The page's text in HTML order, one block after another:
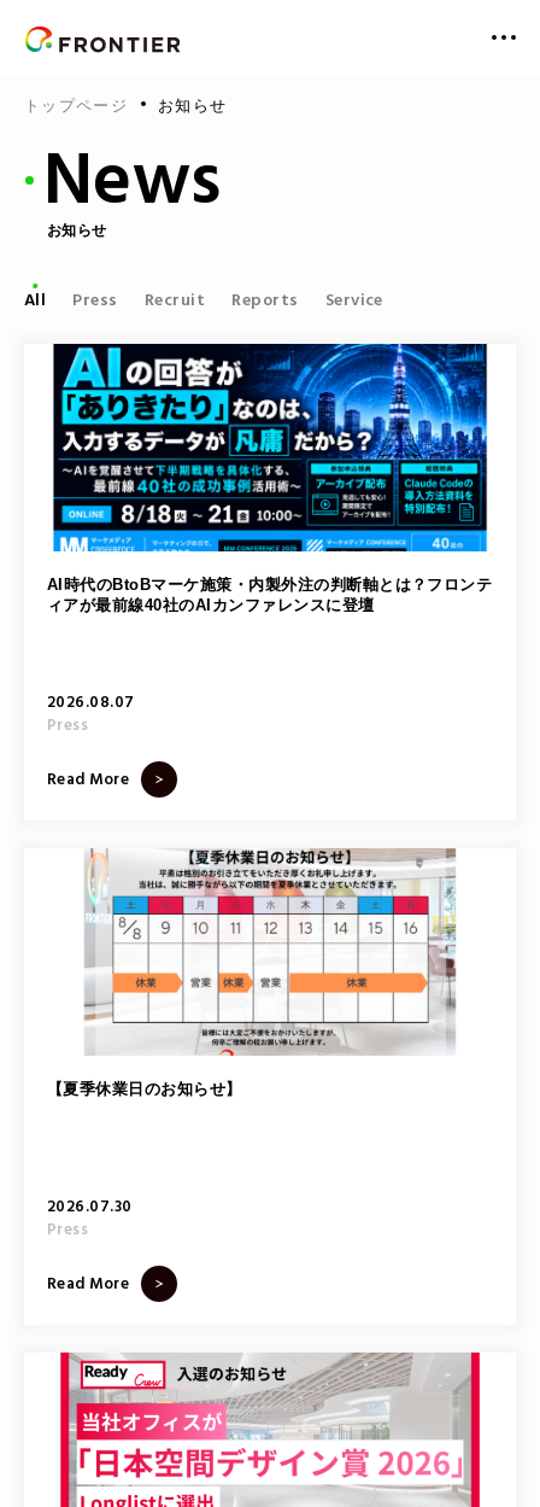
About Us
ビジョン
代表メッセージ
会社概要
沿革
Philosophy
ステークホルダー
SDGsとフロンティア
SDGsへの取り組み事例
課題解決と未来
サービス利用数
ご利用いただいている業界・部署
フロンティアの未来
Service
サービス一覧
レディクル
フロンティアエージェンシー
News
お知らせ
Seminar
Contact
お問い合わせ
FOLLOW US
プライバシーポリシー
トップページ お知らせ
News
お知らせ
All Press Recruit Reports Service
AI時代のBtoBマーケ施策・内製外注の判断軸とは？フロンテ
ィアが最前線40社のAIカンファレンスに登壇
2026.08.07
Press
Read More
【夏季休業日のお知らせ】
2026.07.30
Press
Read More